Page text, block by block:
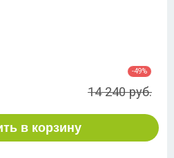
-49%
14 240 руб.
в корзину